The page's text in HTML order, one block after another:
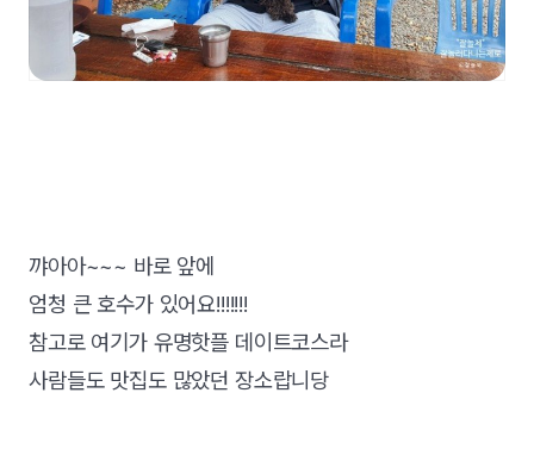
꺄아아~~~ 바로 앞에
엄청 큰 호수가 있어요!!!!!!!
참고로 여기가 유명핫플 데이트코스라
사람들도 맛집도 많았던 장소랍니당